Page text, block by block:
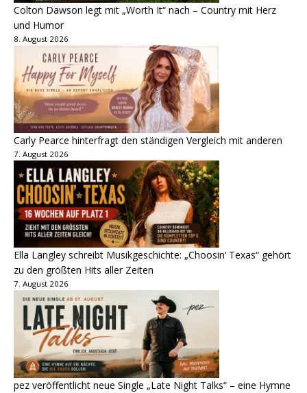
Colton Dawson legt mit „Worth It“ nach – Country mit Herz
und Humor
8. August 2026
Carly Pearce hinterfragt den ständigen Vergleich mit anderen
7. August 2026
Ella Langley schreibt Musikgeschichte: „Choosin‘ Texas“ gehört
zu den größten Hits aller Zeiten
7. August 2026
pez veröffentlicht neue Single „Late Night Talks“ – eine Hymne